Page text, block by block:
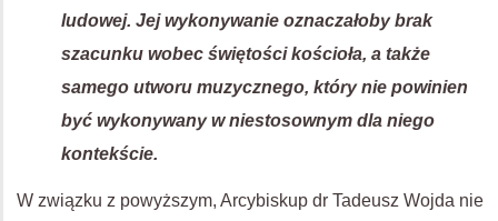
ludowej. Jej wykonywanie oznaczałoby brak
szacunku wobec świętości kościoła, a także
samego utworu muzycznego, który nie powinien
być wykonywany w niestosownym dla niego
kontekście.
W związku z powyższym, Arcybiskup dr Tadeusz Wojda nie